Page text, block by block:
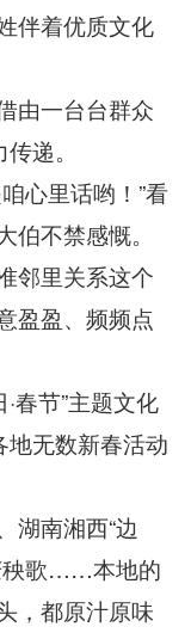
伴着优质文化
一台台群众
递。
心里话哟！”看
不禁感慨。
邻里关系这个
盈盈、频频点
节”主题文化
地无数新春活动
南湘西“边
秧歌……本地的
，都原汁原味